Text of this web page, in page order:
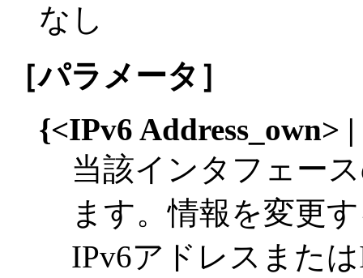
なし
［パラメータ］
{<IPv6 Address_own>
当該インタフェー
ます。情報を変更
IPv6アドレスまた